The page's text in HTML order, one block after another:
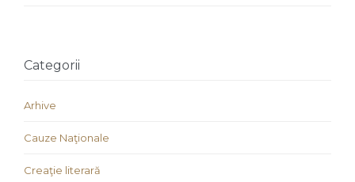
Categorii
Arhive
Cauze Naţionale
Creaţie literară